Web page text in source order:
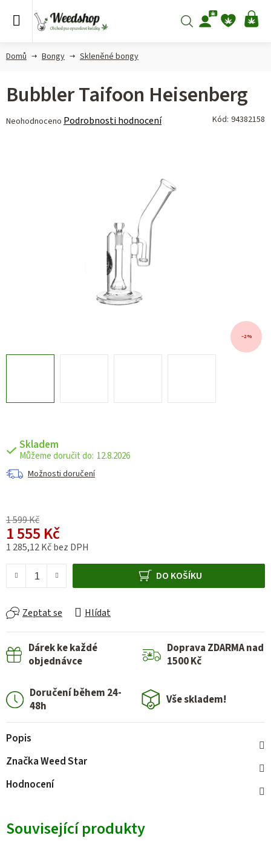
Hledat
Domů Bongy Skleněné bongy
Skladem
12.8.2026
Možnosti doručení
1 599 Kč
1 555 Kč
1 285,12 Kč bez DPH
DO KOŠÍKU
Zeptat se Hlídat
Bubbler Taifoon Heisenberg
Průměrné
Neohodnoceno Podrobnosti hodnocení Kód: 94382158
–2 %
Dárek ke každé
objednávce
Doprava ZDARMA nad
1500 Kč
Doručení během 24-
48h
Vše skladem!
Popis
ZnačkaWeed Star
Hodnocení
Související produkty